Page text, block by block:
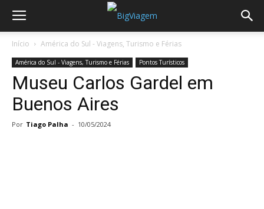
Início América do Sul - Viagens, Turismo e Férias
América do Sul - Viagens, Turismo e Férias Pontos Turísticos
Museu Carlos Gardel em
Buenos Aires
Por Tiago Palha - 10/05/2024